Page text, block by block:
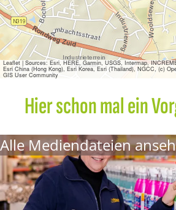
Leaflet|Sources: Esri, HERE, Garmin, USGS, Intermap,
Esri China (Hong Kong), Esri Korea, Esri (Thailand), NGCC, (c)
GIS User Community
Hier schon mal ein
Alle Mediendateien